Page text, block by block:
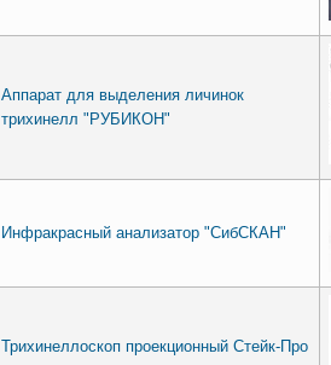
Аппарат для выделения личинок
трихинелл "РУБИКОН"
Инфракрасный анализатор "СибСКАН"
Трихинеллоскоп проекционный Стейк-Про